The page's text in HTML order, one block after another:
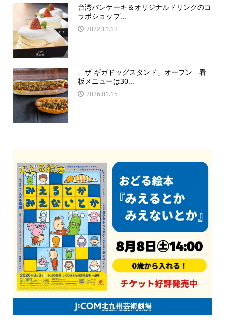
台湾パンケーキ＆オリジナルドリンクのコ
ラボショップ...
2022.11.12
「ザ ギガドッグスタンド」オープン 看
板メニューは30...
2026.01.15